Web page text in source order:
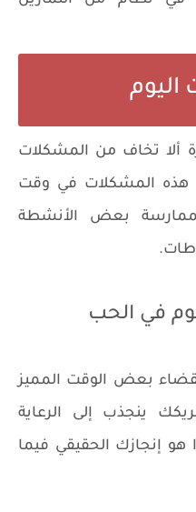
اليوم
ألا تخاف من المشكلات
المشكلات في وقت
بعض الأنشطة
في الحب
بعض الوقت المميز
ينجذب إلى الرعاية
هو إنجازك الحقيقي فيما